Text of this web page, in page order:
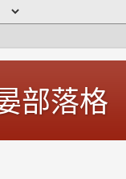
部落格